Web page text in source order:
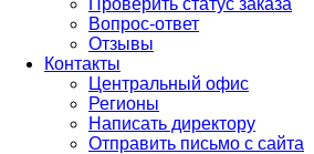
Проверить статус заказа
Вопрос-ответ
Отзывы
Контакты
Центральный офис
Регионы
Написать директору
Отправить письмо с сайта